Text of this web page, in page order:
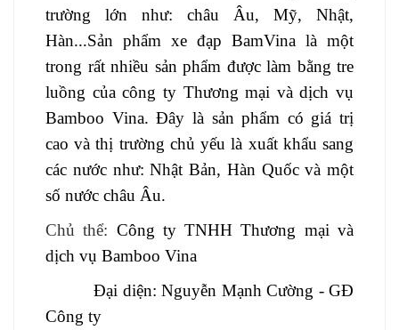
trường lớn như: châu Âu, Mỹ, Nhật,
Hàn...Sản phẩm xe đạp BamVina là một
trong rất nhiều sản phẩm được làm bằng tre
luồng của công ty Thương mại và dịch vụ
Bamboo Vina. Đây là sản phẩm có giá trị
cao và thị trường chủ yếu là xuất khẩu sang
các nước như: Nhật Bản, Hàn Quốc và một
số nước châu Âu.
Chủ thể: Công ty TNHH Thương mại và
dịch vụ Bamboo Vina
Đại diện: Nguyễn Mạnh Cường - GĐ
Công ty